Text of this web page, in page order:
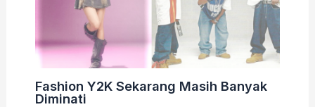
Fashion Y2K Sekarang Masih Banyak
Diminati